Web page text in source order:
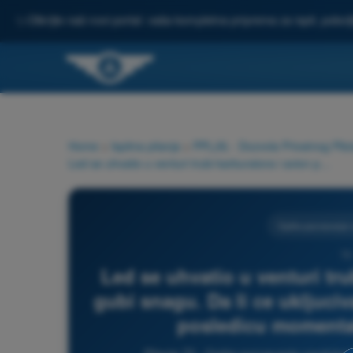
Otkrijte naš novi portal: vaša kompletna priprema za ispit,
Home Ispitna pitanja PPL(A) - Dozvola Privatnog
Led se uhvatio u venturi
gubi snagu. Da li ce
posledicu